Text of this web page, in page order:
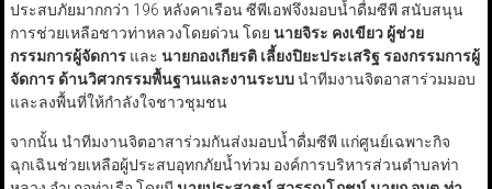
ประสบภัยมากกว่า 196 หลังคาเรือน ซีพีเอฟจึงมอบน้ำดื่มซีพี สนับสนุน
การช่วยเหลือชาวท่าหลวงโดยด่วน โดย นายจิระ คงเขียว ผู้ช่วย
กรรมการผู้จัดการและ นายกองเกียรติ เลี้ยงปิยะประเสริฐ รองกรรมการผู้
จัดการ ด้านวิศวกรรมพื้นฐานและงานระบบนำทีมงานจิตอาสาร่วมมอบ
และลงพื้นที่ให้กำลังใจชาวชุมชน
จากนั้น นำทีมงานจิตอาสาร่วมกันส่งมอบน้ำดื่มซีพี แก่ศูนย์เฉพาะกิจ
ฉุกเฉินช่วยเหลือผู้ประสบอุทกภัยน้ำท่วม องค์การบริหารส่วนตำบลท่า